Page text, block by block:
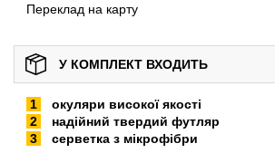
Переклад на карту
У КОМПЛЕКТ ВХОДИТЬ
окуляри високої якості
надійний твердий футляр
серветка з мікрофібри